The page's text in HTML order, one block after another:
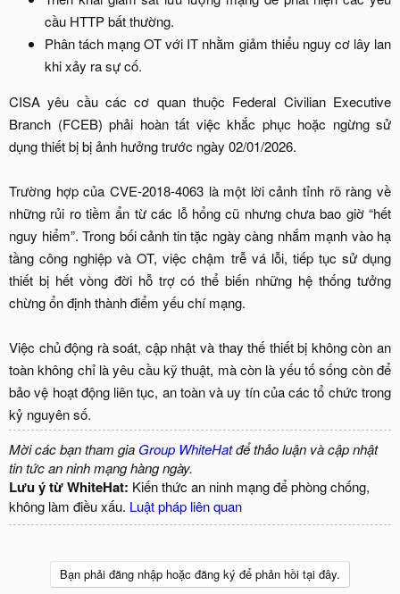
cầu HTTP bất thường.​
Phân tách mạng OT với IT nhằm giảm thiểu nguy cơ lây lan
khi xảy ra sự cố.​
CISA yêu cầu các cơ quan thuộc Federal Civilian Executive
Branch (FCEB) phải hoàn tất việc khắc phục hoặc ngừng sử
dụng thiết bị bị ảnh hưởng trước ngày 02/01/2026.
Trường hợp của CVE-2018-4063 là một lời cảnh tỉnh rõ ràng về
những rủi ro tiềm ẩn từ các lỗ hổng cũ nhưng chưa bao giờ “hết
nguy hiểm”. Trong bối cảnh tin tặc ngày càng nhắm mạnh vào hạ
tầng công nghiệp và OT, việc chậm trễ vá lỗi, tiếp tục sử dụng
thiết bị hết vòng đời hỗ trợ có thể biến những hệ thống tưởng
chừng ổn định thành điểm yếu chí mạng.
Việc chủ động rà soát, cập nhật và thay thế thiết bị không còn an
toàn không chỉ là yêu cầu kỹ thuật, mà còn là yếu tố sống còn để
bảo vệ hoạt động liên tục, an toàn và uy tín của các tổ chức trong
kỷ nguyên số.​
Mời các bạn tham gia Group WhiteHatđể thảo luận và cập nhật
tin tức an ninh mạng hàng ngày.
Lưu ý từ WhiteHat: Kiến thức an ninh mạng để phòng chống,
không làm điều xấu. Luật pháp liên quan
Bạn phải đăng nhập hoặc đăng ký để phản hồi tại đây.